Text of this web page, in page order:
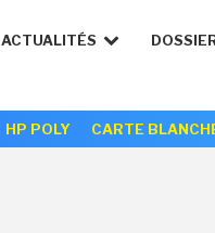
ACTUALITÉS
HP POLY CARTE